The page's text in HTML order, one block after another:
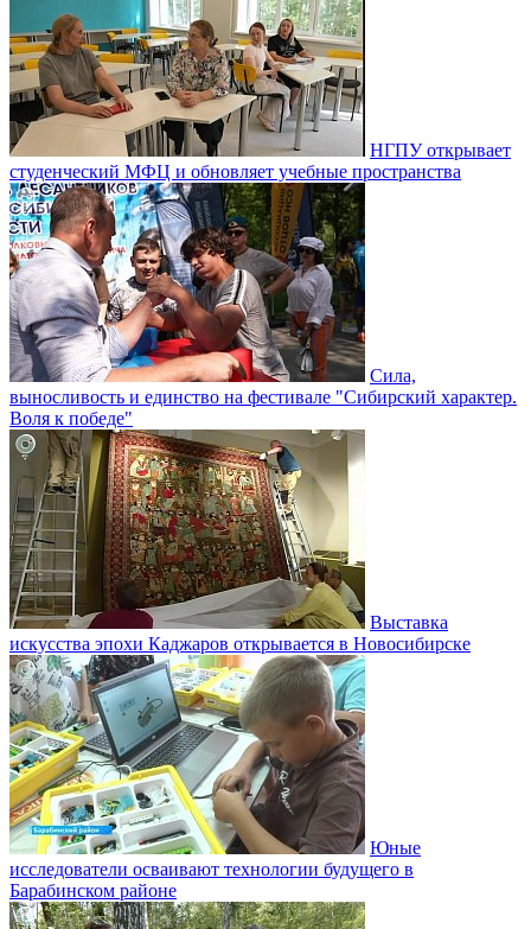
НГПУ открывает
студенческий МФЦ и обновляет учебные пространства
Сила,
выносливость и единство на фестивале "Сибирский характер.
Воля к победе"
Выставка
искусства эпохи Каджаров открывается в Новосибирске
Юные
исследователи осваивают технологии будущего в
Барабинском районе